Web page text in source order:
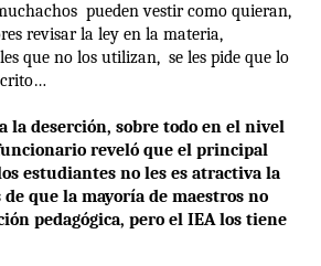
pueden vestir como quieran,
revisar la ley en la materia,
que no los utilizan, se les pide que lo
a la deserción, sobre todo en el nivel
reveló que el principal
estudiantes no les es atractiva la
de que la mayoría de maestros no
pedagógica, pero el IEA los tiene